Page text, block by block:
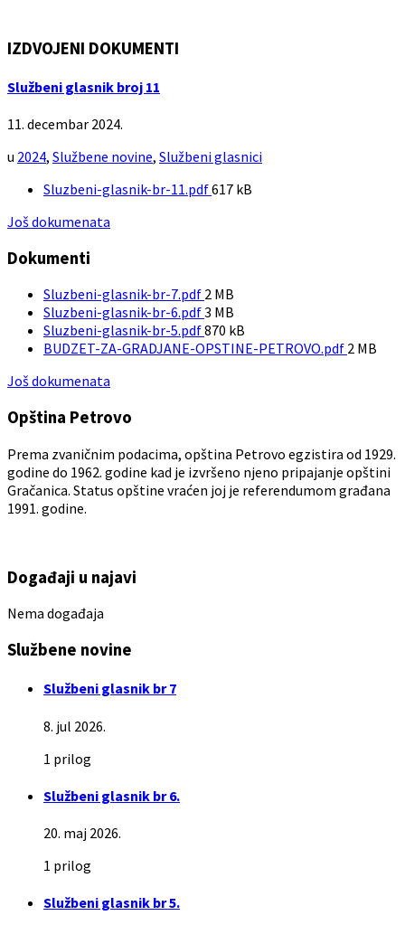
IZDVOJENI DOKUMENTI
Službeni glasnik broj 11
11. decembar 2024.
u 2024, Službene novine, Službeni glasnici
Sluzbeni-glasnik-br-11.pdfFile
617 kB
Još dokumenata
Dokumenti
Sluzbeni-glasnik-br-7.pdf File
size:
2 MB
Sluzbeni-glasnik-br-6.pdfFile
size:
3 MB
Sluzbeni-glasnik-br-5.pdfFile
size:
870 kB
BUDZET-ZA-GRADJANE-OPSTINE-PETROVO.pdf File
2 MB
Još dokumenata
Opština Petrovo
Prema zvaničnim podacima, opština Petrovo egzistira od 1929.
godine do 1962. godine kad je izvršeno njeno pripajanje opštini
Gračanica. Status opštine vraćen joj je referendumom građana
1991. godine.
Događaji u najavi
Nema događaja
Službene novine
Službeni glasnik br 7
8. jul 2026.
1 prilog
Službeni glasnik br 6.
20. maj 2026.
1 prilog
Službeni glasnik br 5.